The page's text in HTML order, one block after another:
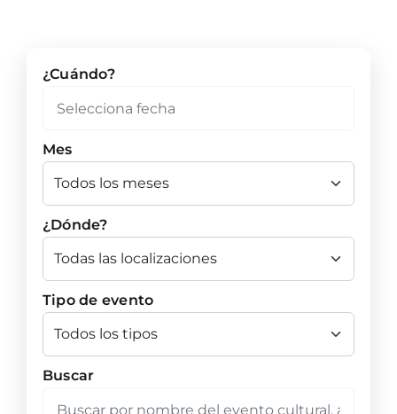
¿Cuándo?
Mes
¿Dónde?
Tipo de evento
Buscar